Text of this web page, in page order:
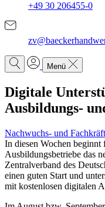
+49 30 206455-0
Menü
Digitale
Ausbildungs-
Nachwuchs- und
In diesen Wochen
Ausbildungsbetriebe das
Zentralverband des
einen guten Start und
mit kostenlosen digitalen